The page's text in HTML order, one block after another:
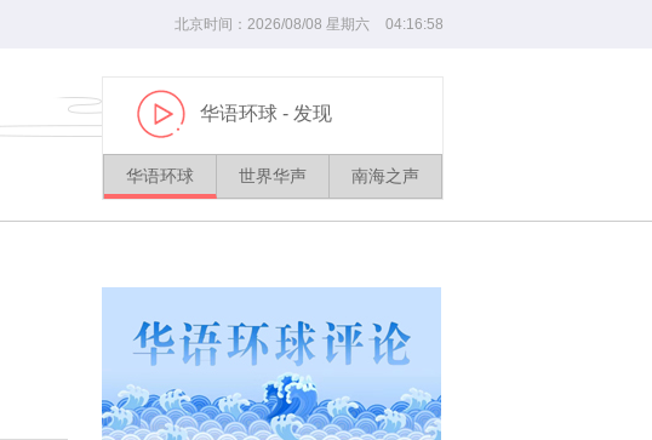
北京时间： 2026/08/08 星期六 04:16:58
播
放
华语环球 - 发现
华语环球 世界华声 南海之声